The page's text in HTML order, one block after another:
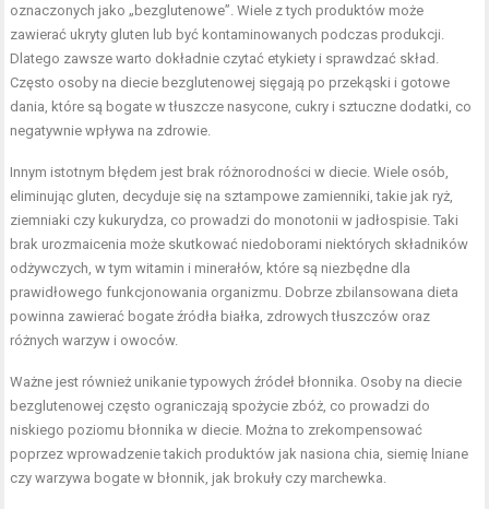
oznaczonych jako „bezglutenowe”. Wiele z tych produktów może
zawierać ukryty gluten lub być kontaminowanych podczas produkcji.
Dlatego zawsze warto dokładnie czytać etykiety i sprawdzać skład.
Często osoby na diecie bezglutenowej sięgają po przekąski i gotowe
dania, które są bogate w tłuszcze nasycone, cukry i sztuczne dodatki, co
negatywnie wpływa na zdrowie.
Innym istotnym błędem jest brak różnorodności w diecie. Wiele osób,
eliminując gluten, decyduje się na sztampowe zamienniki, takie jak ryż,
ziemniaki czy kukurydza, co prowadzi do monotonii w jadłospisie. Taki
brak urozmaicenia może skutkować niedoborami niektórych składników
odżywczych, w tym witamin i minerałów, które są niezbędne dla
prawidłowego funkcjonowania organizmu. Dobrze zbilansowana dieta
powinna zawierać bogate źródła białka, zdrowych tłuszczów oraz
różnych warzyw i owoców.
Ważne jest również unikanie typowych źródeł błonnika. Osoby na diecie
bezglutenowej często ograniczają spożycie zbóż, co prowadzi do
niskiego poziomu błonnika w diecie. Można to zrekompensować
poprzez wprowadzenie takich produktów jak nasiona chia, siemię lniane
czy warzywa bogate w błonnik, jak brokuły czy marchewka.